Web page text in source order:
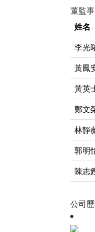
董監事
姓名
李光
黃鳳
黃英
鄭文
林靜
郭明
陳志
公司